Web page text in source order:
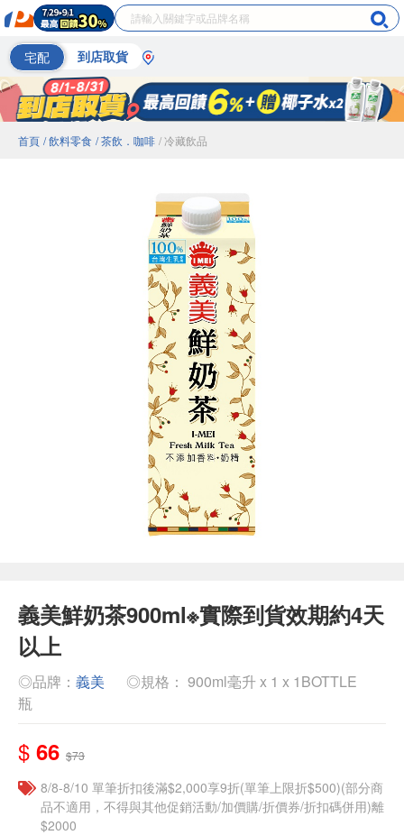
宅配 到店取貨
首頁 / 飲料零食 / 茶飲．咖啡 / 冷藏飲品
義美鮮奶茶900ml※實際到貨效期約4天
以上
◎品牌： 義美
◎規格： 900ml毫升 x 1 x 1BOTTLE
瓶
$ 66 $73
8/8-8/10 單筆折扣後滿$2,000享9折(單筆上限折$500)(部分商
品不適用，不得與其他促銷活動/加價購/折價券/折扣碼併用)離
$2000